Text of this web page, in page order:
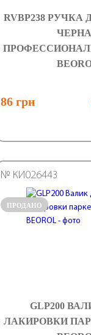
RVBP238
86 грн
ПРОДАНО
№ КИ026443
GLP200
ЛАКИРОВКИ